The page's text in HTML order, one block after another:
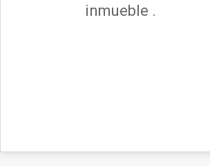
inmueble .